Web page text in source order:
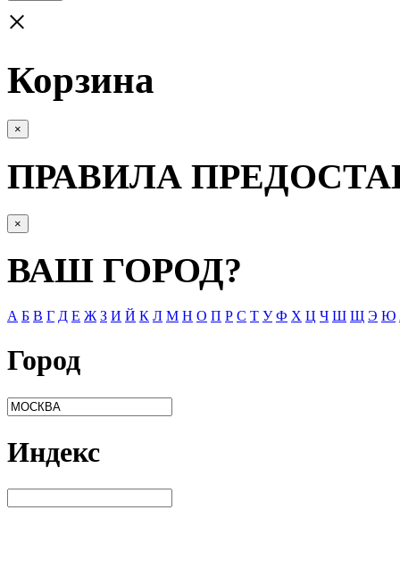
×
Корзина
×
ПРАВИЛА
×
ВАШ ГОРОД?
А Б В Г Д Е Ж З И Й К Л М Н О П Р С Т У Ф Х Ц Ч Ш Щ Э Ю
Город
Индекс